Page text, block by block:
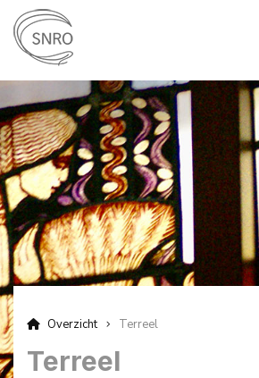
Overzicht Terreel
Terreel